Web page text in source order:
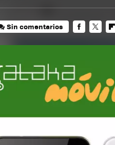
Sin comentarios